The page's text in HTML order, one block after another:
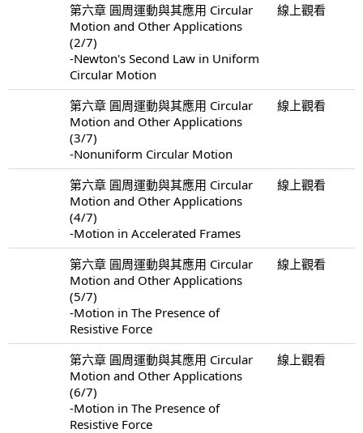
第六章 圓周運動與其應用 Circular
Motion and Other Applications
(2/7)
-Newton's Second Law in Uniform
Circular Motion
線上觀看
第六章 圓周運動與其應用 Circular
Motion and Other Applications
(3/7)
-Nonuniform Circular Motion
線上觀看
第六章 圓周運動與其應用 Circular
Motion and Other Applications
(4/7)
-Motion in Accelerated Frames
線上觀看
第六章 圓周運動與其應用 Circular
Motion and Other Applications
(5/7)
-Motion in The Presence of
Resistive Force
線上觀看
第六章 圓周運動與其應用 Circular
Motion and Other Applications
(6/7)
-Motion in The Presence of
Resistive Force
線上觀看